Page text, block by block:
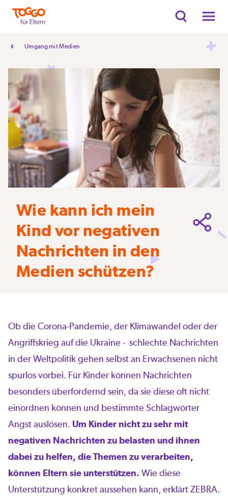
Umgang mit Medien
Wie kann ich mein
Kind vor negativen
Nachrichten in den
Medien schützen?
Ob die Corona-Pandemie, der Klimawandel oder der
Angriffskrieg auf die Ukraine - schlechte Nachrichten
in der Weltpolitik gehen selbst an Erwachsenen nicht
spurlos vorbei. Für Kinder können Nachrichten
besonders überfordernd sein, da sie diese oft nicht
einordnen können und bestimmte Schlagwörter
Angst auslösen. Um Kinder nicht zu sehr mit
negativen Nachrichten zu belasten und ihnen
dabei zu helfen, die Themen zu verarbeiten,
können Eltern sie unterstützen. Wie diese
Unterstützung konkret aussehen kann, erklärt ZEBRA.